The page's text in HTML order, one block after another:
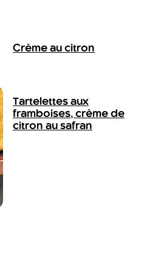
Crème au citron
Tartelettes aux
framboises, crème de
citron au safran